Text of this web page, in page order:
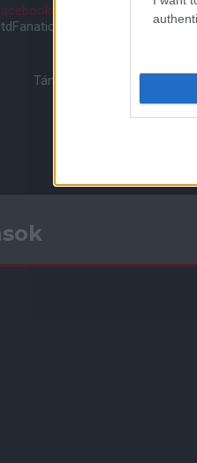
mobil applikációt
Támogasd adományoddal a